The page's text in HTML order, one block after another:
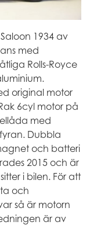
1934 av
med
Rolls-Royce
original motor
6cyl motor på
med
Dubbla
och batteri
2015 och är
i bilen. För att
och
så är motorn
är av